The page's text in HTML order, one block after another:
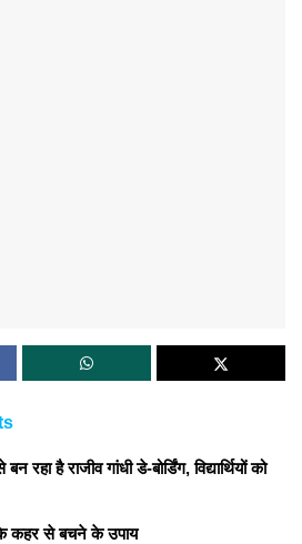
है राजीव गांधी डे-बोर्डिंग, विद्यार्थियों को
कहर से बचने के उपाय